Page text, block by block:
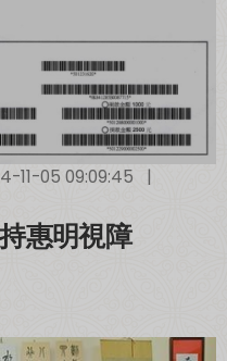
11-05 09:09:45
|
惠明視障